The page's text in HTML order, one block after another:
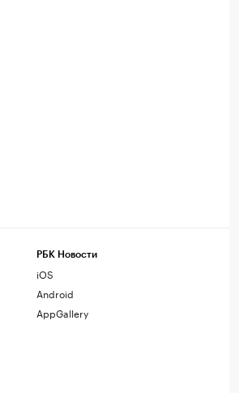
РБК Новости
iOS
Android
AppGallery